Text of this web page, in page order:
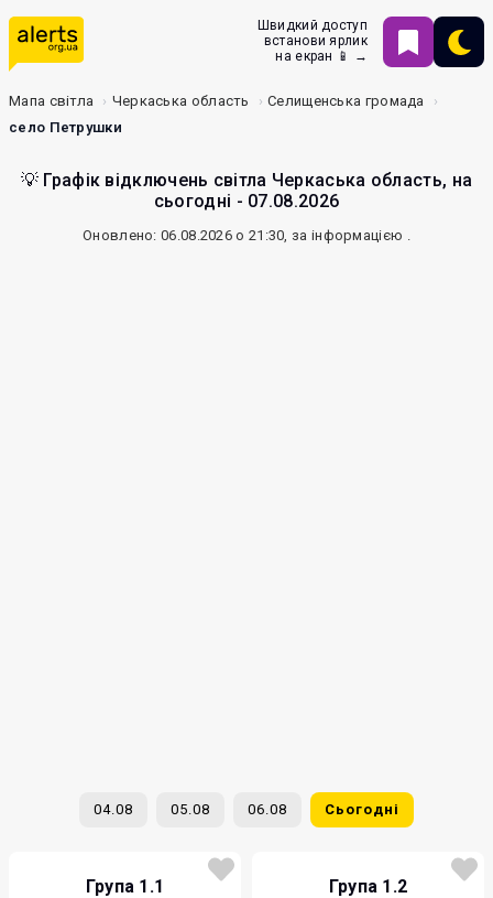
Швидкий доступ
встанови ярлик
на екран 📱 →
Мапа світла Черкаська область
Селищенська громада
село Петрушки
💡 Графік відключень світла Черкаська область, на
сьогодні - 07.08.2026
Оновлено: 06.08.2026 о 21:30, за інформацією .
04.08 05.08 06.08 Сьогодні
Група 1.1 Група 1.2